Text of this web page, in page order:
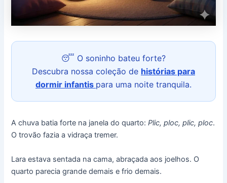
😴 O soninho bateu forte?
Descubra nossa coleção de histórias para
dormir infantis para uma noite tranquila.
A chuva batia forte na janela do quarto:Plic, ploc, plic, ploc.
O trovão fazia a vidraça tremer.
Lara estava sentada na cama, abraçada aos joelhos. O
quarto parecia grande demais e frio demais.